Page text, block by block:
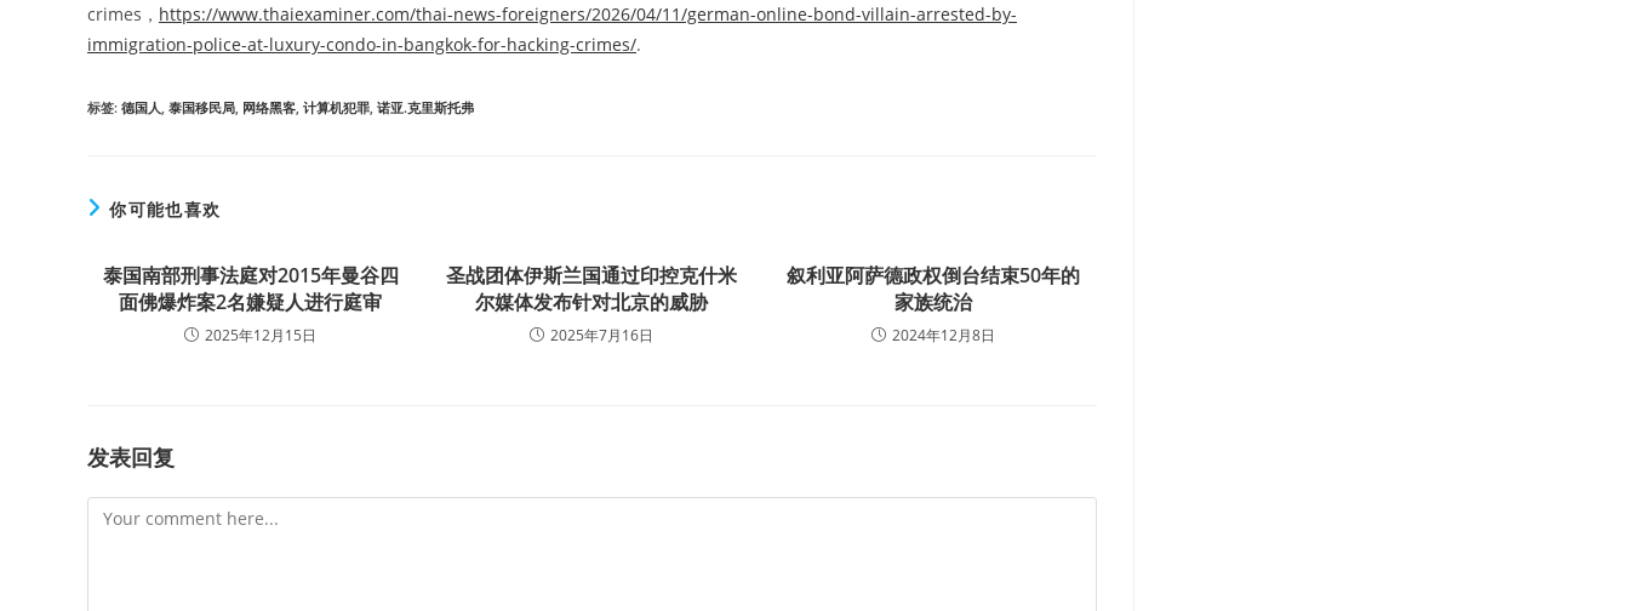
crimes， https://www.thaiexaminer.com/thai-news-foreigners/2026/04/11/german-online-bond-villain-arrested-by-
immigration-police-at-luxury-condo-in-bangkok-for-hacking-crimes/.
标签: 德国人 泰国移民局 网络黑客 计算机犯罪 诺亚.克里斯托弗
你可能也喜欢
泰国南部刑事法庭对2015年曼谷四
面佛爆炸案2名嫌疑人进行庭审
2025年12月15日
圣战团体伊斯兰国通过印控克什米
尔媒体发布针对北京的威胁
2025年7月16日
叙利亚阿萨德政权倒台结束50年的
家族统治
2024年12月8日
发表回复
Comment